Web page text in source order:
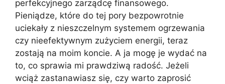
perfekcyjnego zarządcę finansowego.
Pieniądze, które do tej pory bezpowrotnie
uciekały z nieszczelnym systemem ogrzewania
czy nieefektywnym zużyciem energii, teraz
zostają na moim koncie. A ja mogę je wydać na
to, co sprawia mi prawdziwą radość. Jeżeli
wciąż zastanawiasz się, czy warto zaprosić